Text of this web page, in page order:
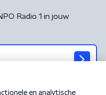
Radio 1 in jouw